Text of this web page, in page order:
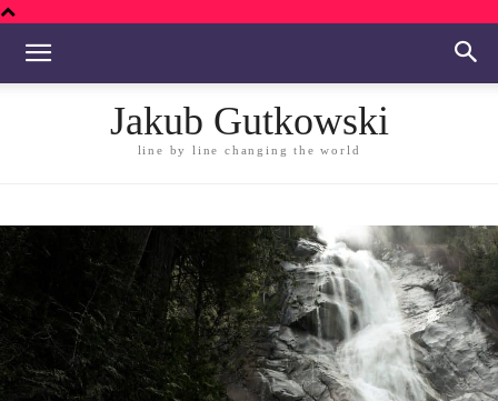
Jakub Gutkowski
line by line changing the world